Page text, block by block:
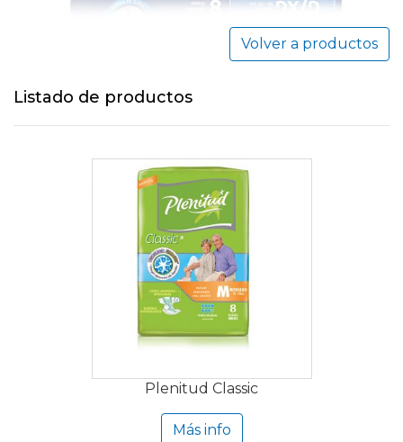
Volver a productos
Listado de productos
Plenitud Classic
Más info